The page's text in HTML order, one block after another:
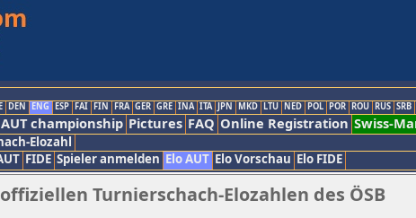
DEN ENG ESP FAI FIN FRA GER GRE INA ITA JPN MKD LTU NED POL POR ROU RUS SRB
AUT championship Pictures FAQ Online Registration Swiss-
Elozahl
FIDE Spieler anmelden Elo AUT Elo Vorschau Elo FIDE
Turnierschach-Elozahlen des ÖSB